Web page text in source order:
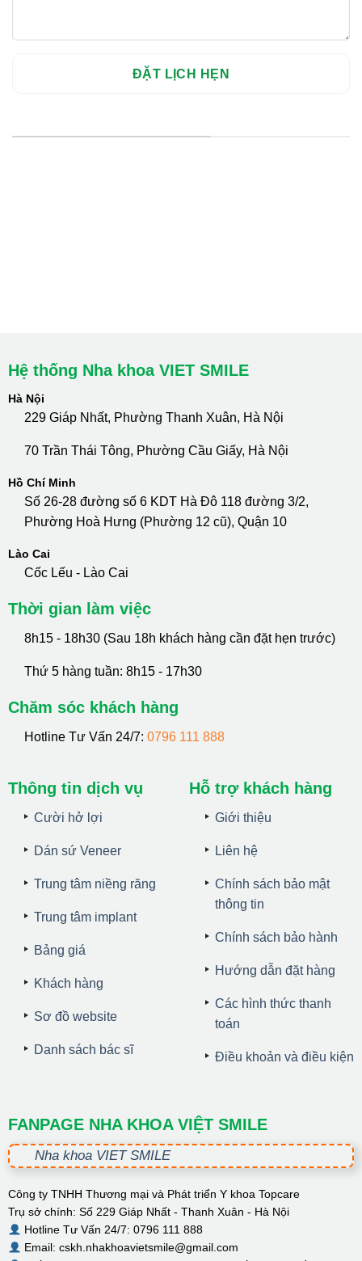
Hệ thống Nha khoa VIET SMILE
Hà Nội
229 Giáp Nhất, Phường Thanh Xuân, Hà Nội
70 Trần Thái Tông, Phường Cầu Giấy, Hà Nội
Hồ Chí Minh
Số 26-28 đường số 6 KDT Hà Đô 118 đường 3/2,
Phường Hoà Hưng (Phường 12 cũ), Quận 10
Lào Cai
Cốc Lếu - Lào Cai
Thời gian làm việc
8h15 - 18h30 (Sau 18h khách hàng cần đặt hẹn trước)
Thứ 5 hàng tuần: 8h15 - 17h30
Chăm sóc khách hàng
Hotline Tư Vấn 24/7: 0796 111 888
Thông tin dịch vụ
Cười hở lợi
Dán sứ Veneer
Trung tâm niềng răng
Trung tâm implant
Bảng giá
Khách hàng
Sơ đồ website
Danh sách bác sĩ
Hỗ trợ khách hàng
Giới thiệu
Liên hệ
Chính sách bảo mật
thông tin
Chính sách bảo hành
Hướng dẫn đặt hàng
Các hình thức thanh
toán
Điều khoản và điều kiện
FANPAGE NHA KHOA VIỆT SMILE
Nha khoa VIET SMILE
Công ty TNHH Thương mại và Phát triển Y khoa Topcare
Trụ sở chính: Số 229 Giáp Nhất - Thanh Xuân - Hà Nội
Hotline Tư Vấn 24/7: 0796 111 888
Email: cskh.nhakhoavietsmile@gmail.com